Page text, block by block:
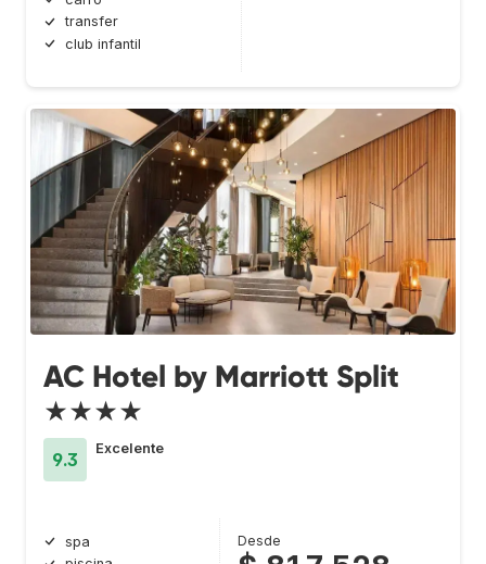
transfer
club infantil
AC Hotel by Marriott Split
★★★★
9.3
Excelente
spa
Desde